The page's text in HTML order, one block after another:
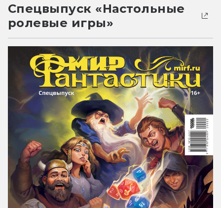
Спецвыпуск «Настольные
ролевые игры»